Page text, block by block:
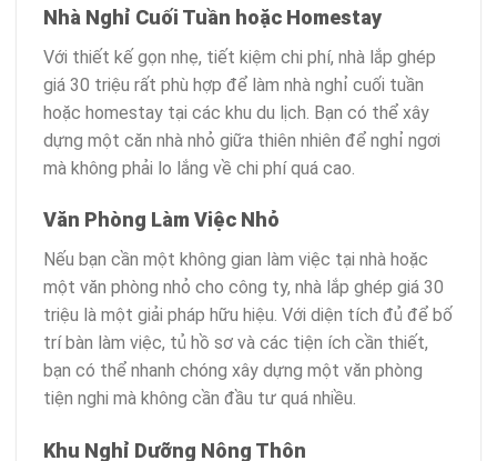
Nhà Nghỉ Cuối Tuần hoặc Homestay
Với thiết kế gọn nhẹ, tiết kiệm chi phí, nhà lắp ghép
giá 30 triệu rất phù hợp để làm nhà nghỉ cuối tuần
hoặc homestay tại các khu du lịch. Bạn có thể xây
dựng một căn nhà nhỏ giữa thiên nhiên để nghỉ ngơi
mà không phải lo lắng về chi phí quá cao.
Văn Phòng Làm Việc Nhỏ
Nếu bạn cần một không gian làm việc tại nhà hoặc
một văn phòng nhỏ cho công ty, nhà lắp ghép giá 30
triệu là một giải pháp hữu hiệu. Với diện tích đủ để bố
trí bàn làm việc, tủ hồ sơ và các tiện ích cần thiết,
bạn có thể nhanh chóng xây dựng một văn phòng
tiện nghi mà không cần đầu tư quá nhiều.
Khu Nghỉ Dưỡng Nông Thôn